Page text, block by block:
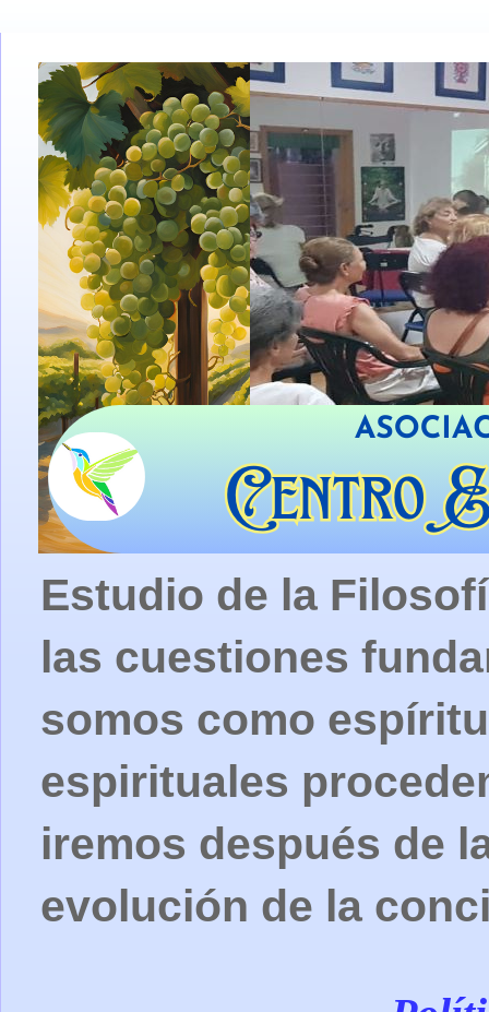
Estudio de la
las cuestiones
somos como
espirituales
iremos después de
evolución de la